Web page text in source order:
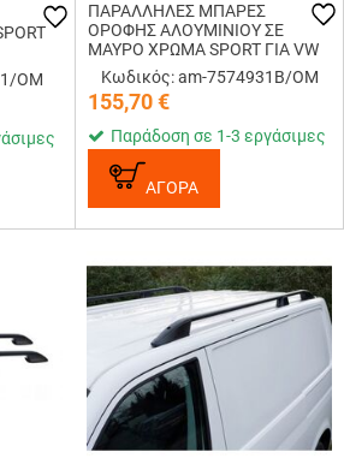
OM
ΠΑΡΑΛΛΗΛΕΣ ΜΠΑΡΕΣ
ΟΡΟΦΗΣ ΑΛΟΥΜΙΝΙΟΥ ΣΕ
ΜΑΥΡΟ ΧΡΩΜΑ SPORT ΓΙΑ VW
AMAROK 2022+ ΜΕΓΙΣΤΟ
ΒΑΡΟΣ ΦΟΡΤΙΟΥ 75KG OMTEC -
2 TEM.
Κωδικός: am-7574931B/OM
155,70€
Παράδοση σε 1-3 εργάσιμες
ΑΓΟΡΑ